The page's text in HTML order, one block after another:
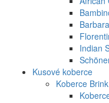
Indian
Kusové koberce
Koberce